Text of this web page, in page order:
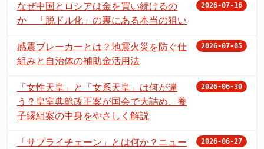
なぜ中国とロシアは金を買い続けるの
か 「脱ドル化」の裏にある本当の狙い
2026-07-16
感震ブレーカーとは？地震火災を防ぐ仕
組みと自治体の補助金活用法
2026-07-05
「女性天皇」と「女系天皇」は何が違
う？皇室典範改正案が国会で大詰め、養
子縁組案の中身をやさしく解説
2026-06-30
「サプライチェーン」とは何か？ニュー
2026-06-27